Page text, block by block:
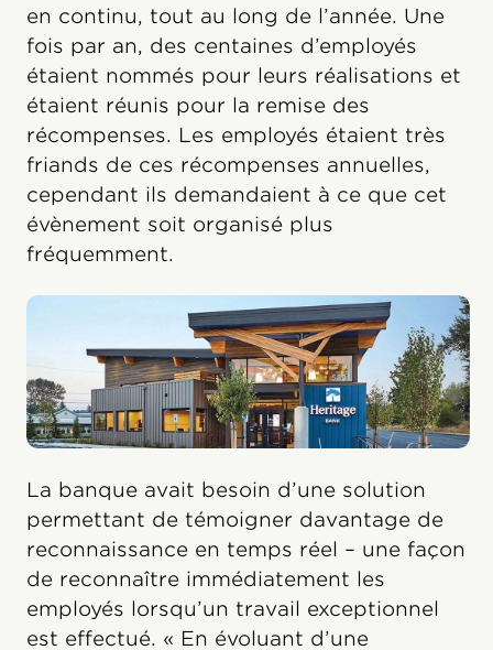
en continu, tout au long de l’année. Une
fois par an, des centaines d’employés
étaient nommés pour leurs réalisations et
étaient réunis pour la remise des
récompenses. Les employés étaient très
friands de ces récompenses annuelles,
cependant ils demandaient à ce que cet
évènement soit organisé plus
fréquemment.
La banque avait besoin d’une solution
permettant de témoigner davantage de
reconnaissance en temps réel – une façon
de reconnaître immédiatement les
employés lorsqu’un travail exceptionnel
est effectué. « En évoluant d’une